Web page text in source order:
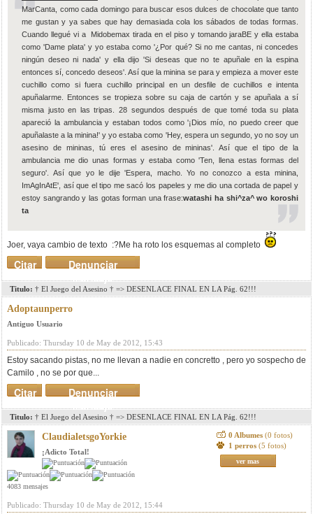
MarCanta, como cada domingo para buscar esos dulces de chocolate que tanto
me gustan y ya sabes que hay demasiada cola los sábados de todas formas.
Cuando llegué vi a Midobemax tirada en el piso y tomando jaraBE y ella estaba
como 'Dame plata' y yo estaba como '¿Por qué? Si no me cantas, ni concedes
ningún deseo ni nada' y ella dijo 'Si deseas que no te apuñale en la espina
entonces sí, concedo deseos'. Así que la minina se para y empieza a mover este
cuchillo como si fuera cuchillo principal en un desfile de cuchillos e intenta
apuñalarme. Entonces se tropieza sobre su caja de cartón y se apuñala a sí
misma justo en las tripas. 28 segundos después de que tomé toda su plata
apareció la ambulancia y estaban todos como '¡Dios mío, no puedo creer que
apuñalaste a la minina!' y yo estaba como 'Hey, espera un segundo, yo no soy un
asesino de mininas, tú eres el asesino de mininas'. Así que el tipo de la
ambulancia me dio unas formas y estaba como 'Ten, llena estas formas del
seguro'. Así que yo le dije 'Espera, macho. Yo no conozco a esta minina,
ImAgInAtE', así que el tipo me sacó los papeles y me dio una cortada de papel y
estoy sangrando y las gotas forman una frase:watashi ha shi^za^ wo koroshi
ta
Joer, vaya cambio de texto :?Me ha roto los esquemas al completo
Denunciar
mensaje
Citar
Titulo: † El Juego del Asesino † => DESENLACE FINAL EN LA Pág. 62!!!
Adoptaunperro
Antiguo Usuario
Publicado: Thursday 10 de May de 2012, 15:43
Estoy sacando pistas, no me llevan a nadie en concretto , pero yo sospecho de
Camilo , no se por que...
Denunciar
mensaje
Citar
Titulo: † El Juego del Asesino † => DESENLACE FINAL EN LA Pág. 62!!!
ClaudialetsgoYorkie
¡Adicto Total!
4083 mensajes
0 Albumes (0 fotos)
1 perros (5 fotos)
ver mas
Publicado: Thursday 10 de May de 2012, 15:44